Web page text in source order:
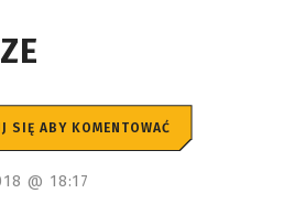
SIĘ ABY KOMENTOWAĆ
@ 18:17